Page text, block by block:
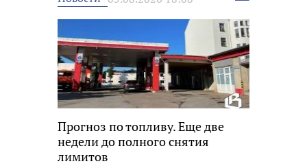
Прогноз по топливу. Еще две
недели до полного снятия
лимитов